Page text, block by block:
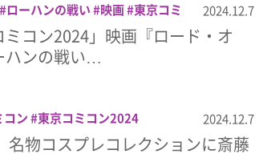
ローハンの戦い 映画 東京コミ
田健次郎
2024.12.7
コン2024」映画『ロード・オ
ハンの戦い…
コン 東京コミコン2024 2024.12.7
名物コスプレコレクションに斎藤